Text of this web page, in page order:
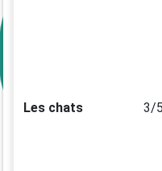
Les chats 3/5